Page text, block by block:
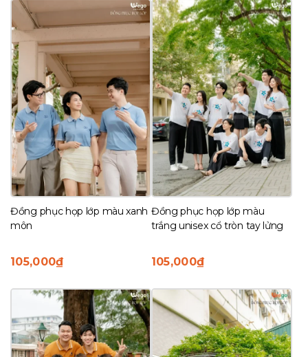
Đồng phục họp lớp màu xanh
môn
105,000₫
Đồng phục họp lớp màu
trắng unisex cổ tròn tay lửng
105,000₫